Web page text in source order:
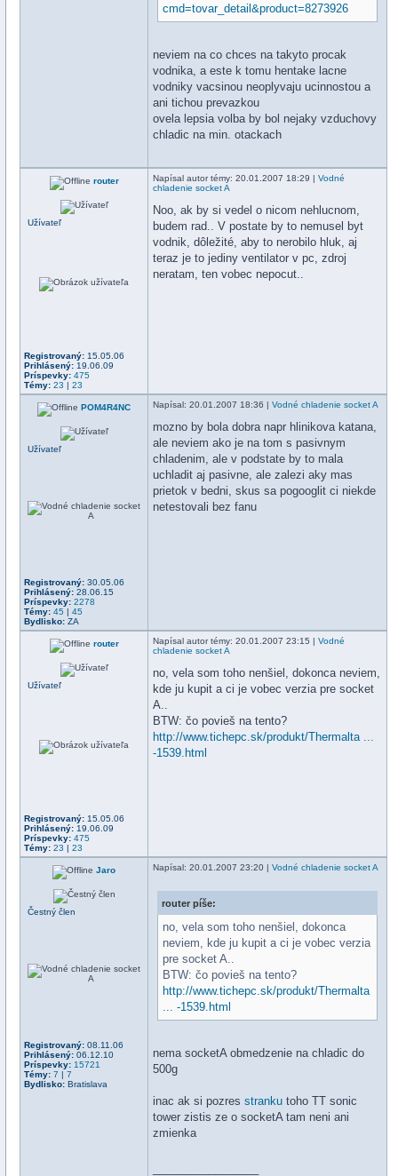
cmd=tovar_detail&product=8273926
neviem na co chces na takyto procak
vodnika, a este k tomu hentake lacne
vodniky vacsinou neoplyvaju ucinnostou a
ani tichou prevazkou
ovela lepsia volba by bol nejaky vzduchovy
chladic na min. otackach
router
Užívateľ
Registrovaný: 15.05.06
Prihlásený: 19.06.09
Príspevky: 475
Témy: 23 | 23
Napísal autor témy: 20.01.2007 18:29 | Vodné
chladenie socket A
Noo, ak by si vedel o nicom nehlucnom,
budem rad.. V postate by to nemusel byt
vodnik, dôležité, aby to nerobilo hluk, aj
teraz je to jediny ventilator v pc, zdroj
neratam, ten vobec nepocut..
POM4R4NC
Užívateľ
Registrovaný: 30.05.06
Prihlásený: 28.06.15
Príspevky: 2278
Témy: 45 | 45
Bydlisko: ZA
Napísal: 20.01.2007 18:36 | Vodné chladenie socket A
mozno by bola dobra napr hlinikova katana,
ale neviem ako je na tom s pasivnym
chladenim, ale v podstate by to mala
uchladit aj pasivne, ale zalezi aky mas
prietok v bedni, skus sa pogooglit ci niekde
netestovali bez fanu
router
Užívateľ
Registrovaný: 15.05.06
Prihlásený: 19.06.09
Príspevky: 475
Témy: 23 | 23
Napísal autor témy: 20.01.2007 23:15 | Vodné
chladenie socket A
no, vela som toho nenšiel, dokonca neviem,
kde ju kupit a ci je vobec verzia pre socket
A..
BTW: čo povieš na tento?
http://www.tichepc.sk/produkt/Thermalta ...
-1539.html
Jaro
Čestný člen
Registrovaný: 08.11.06
Prihlásený: 06.12.10
Príspevky: 15721
Témy: 7 | 7
Bydlisko: Bratislava
Napísal: 20.01.2007 23:20 | Vodné chladenie socket A
router píše:
no, vela som toho nenšiel, dokonca
neviem, kde ju kupit a ci je vobec verzia
pre socket A..
BTW: čo povieš na tento?
http://www.tichepc.sk/produkt/Thermalta
... -1539.html
nema socketA obmedzenie na chladic do
500g
inac ak si pozres stranku toho TT sonic
tower zistis ze o socketA tam neni ani
zmienka